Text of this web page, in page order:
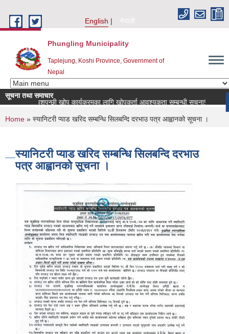
English
नेपाली
Phungling Municipality
Taplejung, Koshi Province, Government of
Nepal
सूचना तथा समाचार
पशुपन्छी खोप कार्यक्रमका लागि खोपकर्ता आवश्यकता सम्बन्धी सूचना!
You are here
Home » स्यानिटरी प्याड खरिद सम्बन्धि सिलबन्दि दरभाउ पत्र आह्वानको सूचना ।
स्यानिटरी प्याड खरिद सम्बन्धि सिलबन्दि दरभाउ
पत्र आह्वानको सूचना ।